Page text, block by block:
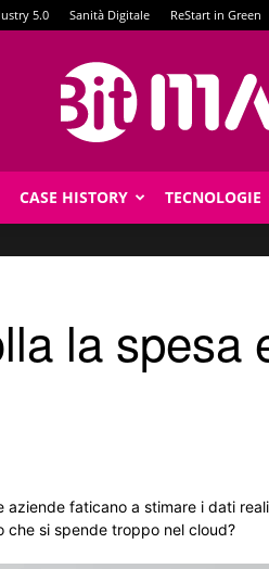
5.0 Sanità Digitale ReStart in Green
CASE HISTORY TECNOLOGIE
la spesa
aziende faticano a stimare i dati
si spende troppo nel cloud?